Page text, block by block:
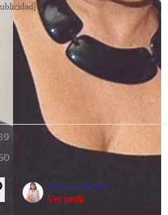
Leonor Reyes
Ver perfil